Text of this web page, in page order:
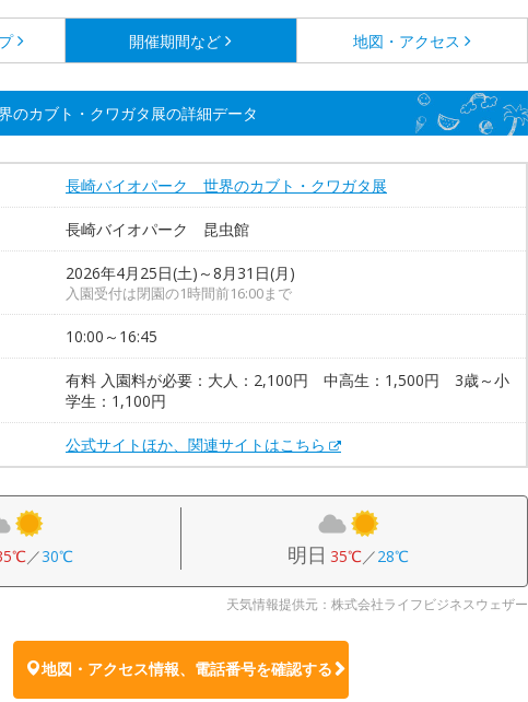
開催期間など 地図・アクセス
カブト・クワガタ展の詳細データ
長崎バイオパーク 世界のカブト・クワガタ展
長崎バイオパーク 昆虫館
2026年4月25日(土)～8月31日(月)
入園受付は閉園の1時間前16:00まで
10:00～16:45
有料 入園料が必要：大人：2,100円 中高生：1,500円 3歳～小
学生：1,100円
公式サイトほか、関連サイトはこちら
／30℃ 明日 35℃／28℃
天気情報提供元：株式会社ライフビジネスウェザー
地図・アクセス情報、電話番号を確認する